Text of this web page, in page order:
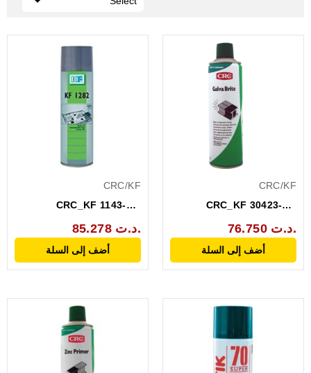
CRC/KF
CRC_KF 1143-AA
ISOLANT...85.278 د.ت.
أضف إلى السلة
CRC/KF
CRC_KF 30423-AC
BRITE 500ML76.750 د.ت.
أضف إلى السلة